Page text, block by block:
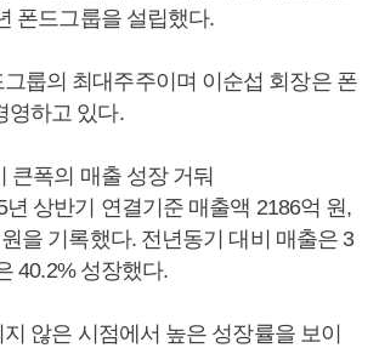
폰드그룹을 설립했다.
룹의 최대주주이며 이순섭 회장은 폰
영하고 있다.
큰폭의 매출 성장 거둬
년 상반기 연결기준 매출액 2186억 원,
을 기록했다. 전년동기 대비 매출은 3
40.2% 성장했다.
않은 시점에서 높은 성장률을 보이